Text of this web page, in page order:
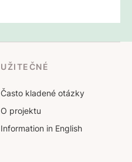
UŽITEČNÉ
Často kladené otázky
O projektu
Information in English